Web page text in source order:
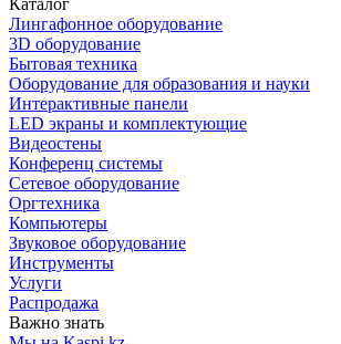
Каталог
Лингафонное оборудование
3D оборудование
Бытовая техника
Оборудование для образования и науки
Интерактивные панели
LED экраны и комплектующие
Видеостены
Конференц системы
Сетевое оборудование
Оргтехника
Компьютеры
Звуковое оборудование
Инструменты
Услуги
Распродажа
Важно знать